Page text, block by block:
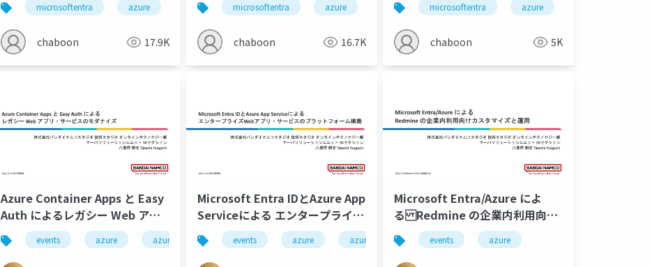
microsoftentra azure
chaboon 17.9K
microsoftentra azure
chaboon 16.7K
microsoftentra azure
chaboon 5K
Azure Container Apps と Easy
Auth によるレガシー Web アプ
リ・サービスのモダナイズ
events azure azure-container-apps microsoft-entra-id
Microsoft Entra IDとAzure App
Serviceによる エンタープライズ
Webアプリ・サービスのプラッ
トフォーム構築
events azure azure-app-service microsoft-entra-id
Microsoft Entra/Azure によ
る Redmine の企業内利用向け
カスタマイズと運用
events azure